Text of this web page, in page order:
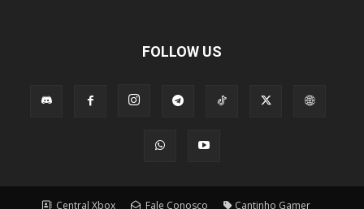
FOLLOW US
Central Xbox Fale Conosco Cantinho Gamer